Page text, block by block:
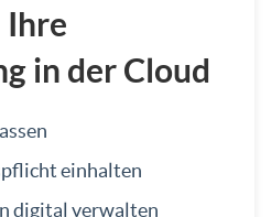
Ihre
in der Cloud
einhalten
digital verwalten